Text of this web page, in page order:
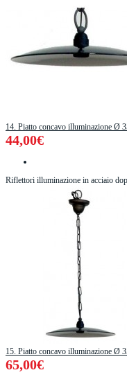
14. Piatto concavo illuminazione Ø
44,00€
Riflettori illuminazione in acciaio
15. Piatto concavo illuminazione Ø
65,00€